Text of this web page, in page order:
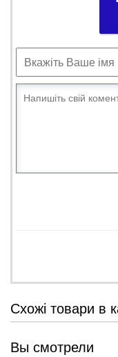
Схожі товари в
Вы смотрели